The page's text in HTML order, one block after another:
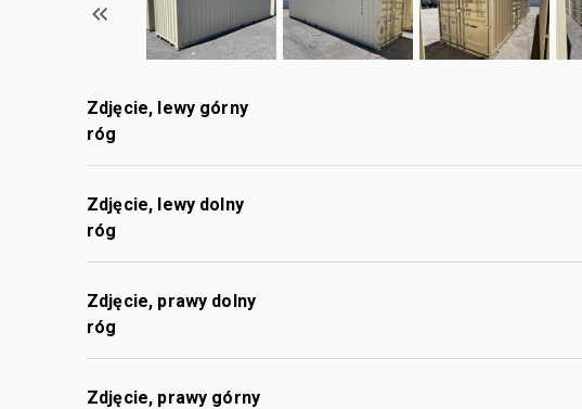
Zdjęcie, lewy górny
róg
Zdjęcie, lewy dolny
róg
Zdjęcie, prawy dolny
róg
Zdjęcie, prawy górny